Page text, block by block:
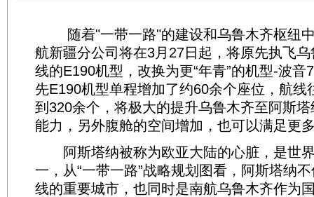
随着"一带一路"的建设和乌鲁木齐枢纽中
航新疆分公司将在3月27日起，将原先执飞
线的E190机型，改换为更“年青”的机型-波音
先E190机型单程增加了约60余个座位，航线
到320余个，将极大的提升乌鲁木齐至阿斯
能力，另外腹舱的空间增加，也可以满足更
阿斯塔纳被称为欧亚大陆的心脏，是世
一，从“一带一路”战略规划图看，阿斯塔纳
线的重要城市，也同时是南航乌鲁木齐作为